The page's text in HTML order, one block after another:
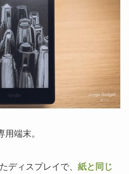
端末。
ディスプレイで、 紙と同じ